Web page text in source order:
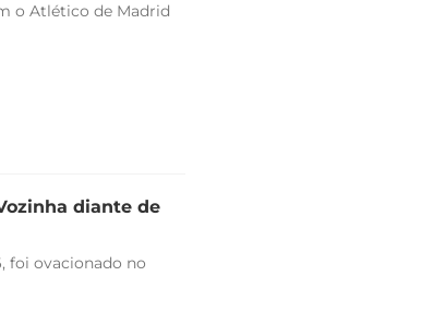
o Atlético de Madrid
diante de
foi ovacionado no